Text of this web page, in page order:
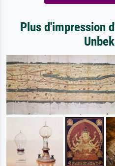
Plus d'impression